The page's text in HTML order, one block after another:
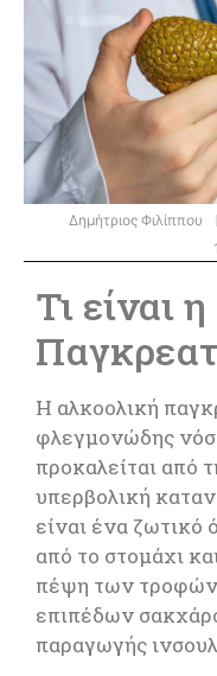
Δημήτριος Φιλίππου
Τι είναι
Η αλκοολική
φλεγμονώδης
προκαλείται από
υπερβολική
είναι ένα ζωτικό
από το στομάχι
πέψη των τροφών
επιπέδων
παραγωγής